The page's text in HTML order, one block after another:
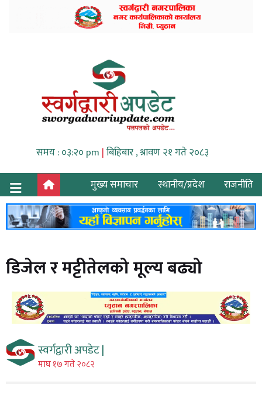
समय : ०३:२० pm |बिहिबार , श्रावण २१ गते २०८३
मुख्य समाचार
स्थानीय/प्रदेश राजनीति
डिजेल र मट्टीतेलको मूल्य बढ्यो
स्वर्गद्वारी अपडेट |
माघ १७ गते २०८२